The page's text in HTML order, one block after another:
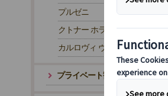
プルゼニ
クトナー ホラ
カルロヴィ ヴァリ
プライベート観光